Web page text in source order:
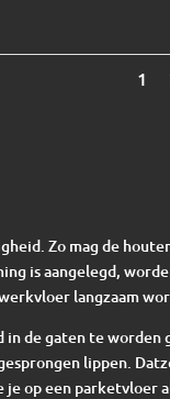
1
Zo mag de
is aangelegd,
langzaam
de gaten te worden
lippen.
op een parketvloer